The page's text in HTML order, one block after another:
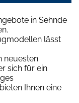
in Sehnde
lässt
neuesten
sich für ein
Ihnen eine